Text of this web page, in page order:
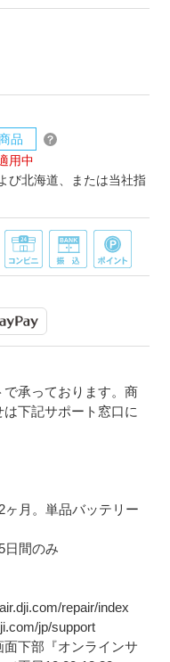
品
用中
び北海道、または当社指
承っております。商
下記サポート窓口に
ヶ月。単品バッテリー
日間のみ
repair/index
jp/support
下部『オンラインサ